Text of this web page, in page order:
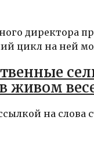
директора
цикл на ней
живом
на